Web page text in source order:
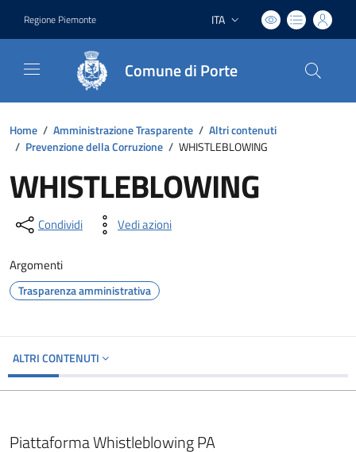
Regione Piemonte Lingua attiva:
ITA
Comune di Porte
Home / Amministrazione Trasparente / Altri contenuti
/ Prevenzione della Corruzione / WHISTLEBLOWING
WHISTLEBLOWING
Condividi Vedi azioni
Argomenti
Trasparenza amministrativa
ALTRI CONTENUTI
Piattaforma Whistleblowing PA